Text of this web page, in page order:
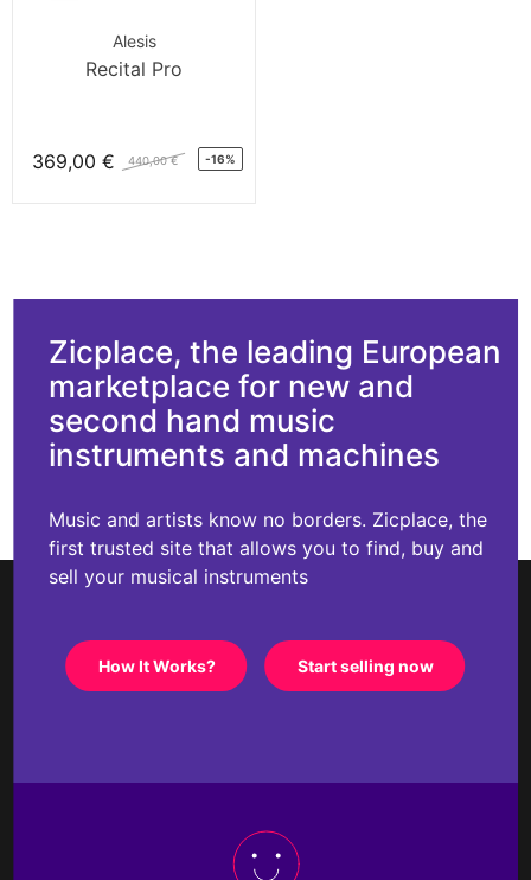
Alesis
Recital Pro
369,00 € 440,00 € -16%
Zicplace, the leading European
marketplace for new and
second hand music
instruments and machines
Music and artists know no borders. Zicplace, the
first trusted site that allows you to find, buy and
sell your musical instruments
How It Works? Start selling now